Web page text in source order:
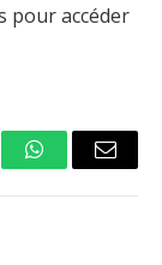
pour accéder
WhatsAppEmail